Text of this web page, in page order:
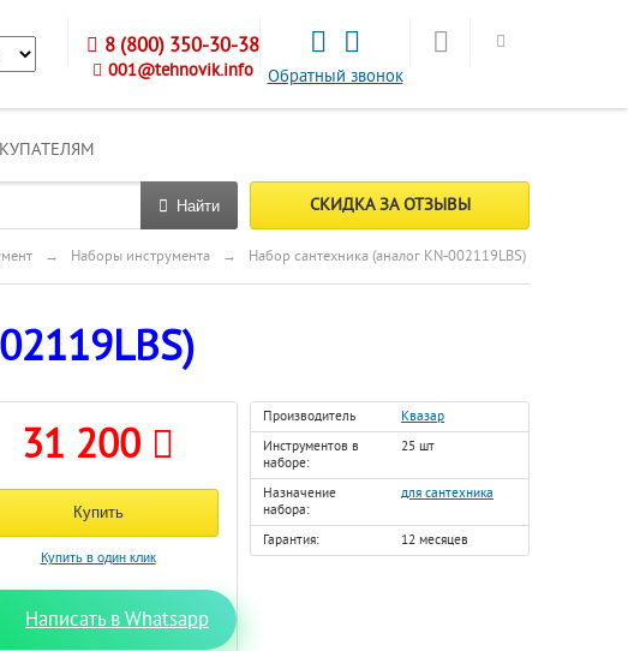
Обратный звонок
8 (800) 350-30-38
001@tehnovik.info
Найти СКИДКА ЗА ОТЗЫВЫ
→ Наборы инструмента → Набор сантехника (аналог KN-002119LBS)
31 200
Написать в Whatsapp
Производитель
Квазар
Инструментов в
наборе:
25 шт
Назначение
набора:
для сантехника
Гарантия: 12 месяцев